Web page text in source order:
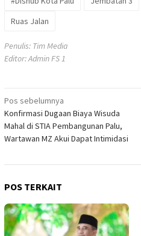
Ruas Jalan
Penulis: Tim Media
Editor: Admin FS 1
Navigasi
pos
Pos sebelumnya
Konfirmasi Dugaan Biaya Wisuda
Mahal di STIA Pembangunan Palu,
Wartawan MZ Akui Dapat Intimidasi
POS TERKAIT